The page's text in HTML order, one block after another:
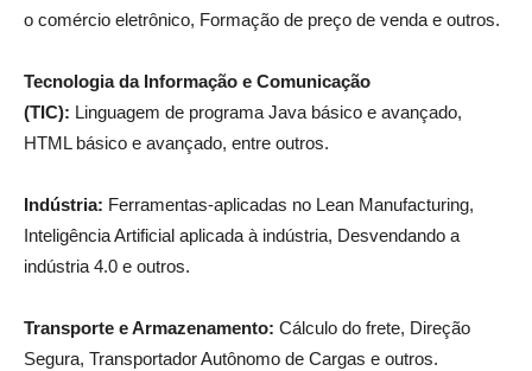
o comércio eletrônico, Formação de preço de venda e outros.
Tecnologia da Informação e Comunicação
(TIC): Linguagem de programa Java básico e avançado,
HTML básico e avançado, entre outros.
Indústria: Ferramentas-aplicadas no Lean Manufacturing,
Inteligência Artificial aplicada à indústria, Desvendando a
indústria 4.0 e outros.
Transporte e Armazenamento: Cálculo do frete, Direção
Segura, Transportador Autônomo de Cargas e outros.